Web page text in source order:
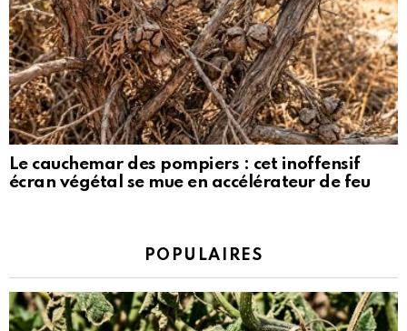
Le cauchemar des pompiers : cet inoffensif
écran végétal se mue en accélérateur de feu
POPULAIRES